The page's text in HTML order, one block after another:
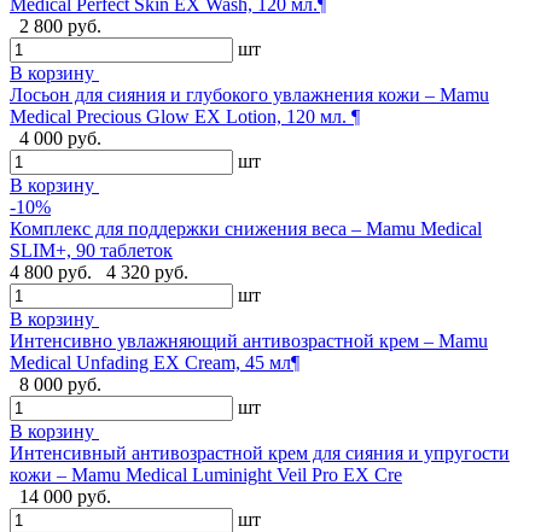
Medical Perfect Skin EX Wash, 120 мл.¶
2 800 руб.
шт
В корзину
Лосьон для сияния и глубокого увлажнения кожи – Mamu
Medical Precious Glow EX Lotion, 120 мл. ¶
4 000 руб.
шт
В корзину
-10%
Комплекс для поддержки снижения веса – Mamu Medical
SLIM+, 90 таблеток
4 800 руб.
4 320 руб.
шт
В корзину
Интенсивно увлажняющий антивозрастной крем – Mamu
Medical Unfading EX Cream, 45 мл¶
8 000 руб.
шт
В корзину
Интенсивный антивозрастной крем для сияния и упругости
кожи – Mamu Medical Luminight Veil Pro EX Cre
14 000 руб.
шт